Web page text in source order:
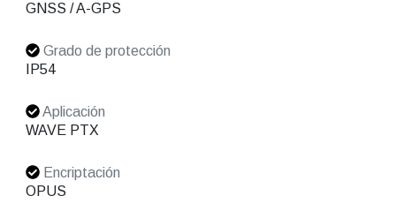
GNSS / A-GPS
Grado de protección
IP54
Aplicación
WAVE PTX
Encriptación
OPUS